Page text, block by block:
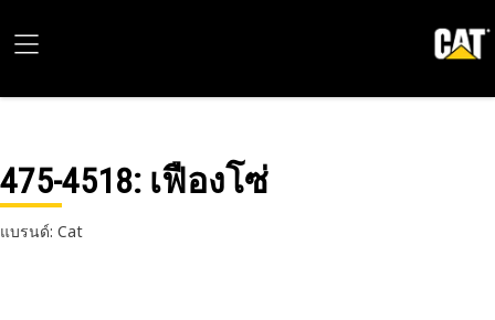
475-4518: เฟืองโซ่
แบรนด์: Cat